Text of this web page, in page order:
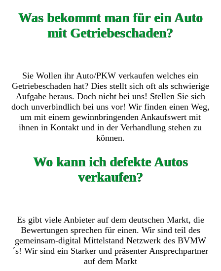
Was bekommt man für ein Auto
mit Getriebeschaden?
Sie Wollen ihr Auto/PKW verkaufen welches ein
Getriebeschaden hat? Dies stellt sich oft als schwierige
Aufgabe heraus. Doch nicht bei uns! Stellen Sie sich
doch unverbindlich bei uns vor! Wir finden einen Weg,
um mit einem gewinnbringenden Ankaufswert mit
ihnen in Kontakt und in der Verhandlung stehen zu
können.
Wo kann ich defekte Autos
verkaufen?
Es gibt viele Anbieter auf dem deutschen Markt, die
Bewertungen sprechen für einen. Wir sind teil des
gemeinsam-digital Mittelstand Netzwerk des BVMW
´s! Wir sind ein Starker und präsenter Ansprechpartner
auf dem Markt